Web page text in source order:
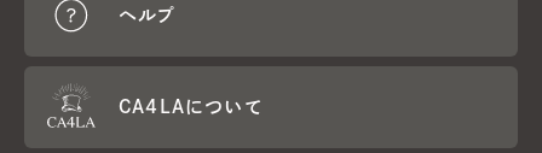
ヘルプ
CA4LAについて